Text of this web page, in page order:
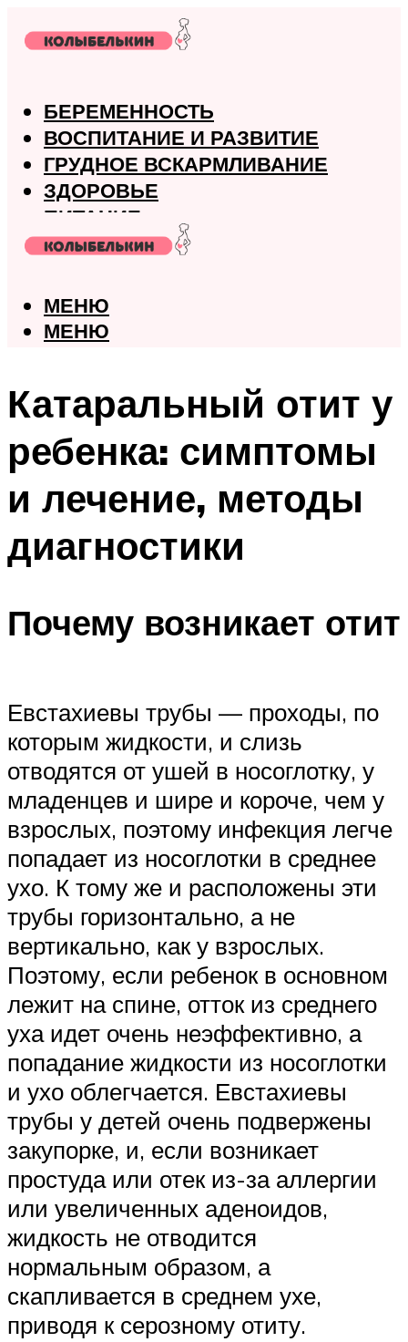
БЕРЕМЕННОСТЬ
ВОСПИТАНИЕ И РАЗВИТИЕ
ГРУДНОЕ ВСКАРМЛИВАНИЕ
ЗДОРОВЬЕ
ПИТАНИЕ
РОДЫ
МЕНЮ
МЕНЮ
Катаральный отит у
ребенка: симптомы
и лечение, методы
диагностики
Почему возникает отит
Евстахиевы трубы — проходы, по
которым жидкости, и слизь
отводятся от ушей в носоглотку, у
младенцев и шире и короче, чем у
взрослых, поэтому инфекция легче
попадает из носоглотки в среднее
ухо. К тому же и расположены эти
трубы горизонтально, а не
вертикально, как у взрослых.
Поэтому, если ребенок в основном
лежит на спине, отток из среднего
уха идет очень неэффективно, а
попадание жидкости из носоглотки
и ухо облегчается. Евстахиевы
трубы у детей очень подвержены
закупорке, и, если возникает
простуда или отек из-за аллергии
или увеличенных аденоидов,
жидкость не отводится
нормальным образом, а
скапливается в среднем ухе,
приводя к серозному отиту.